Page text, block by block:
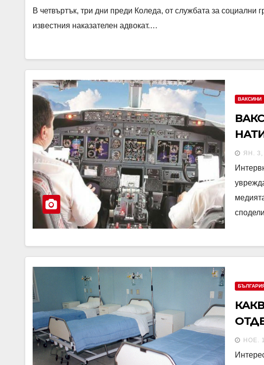
В четвъртък, три дни преди Коледа, от службата за социални
известния наказателен адвокат.…
ВАКСИНИ
ЯН. 3,
НОЕ.